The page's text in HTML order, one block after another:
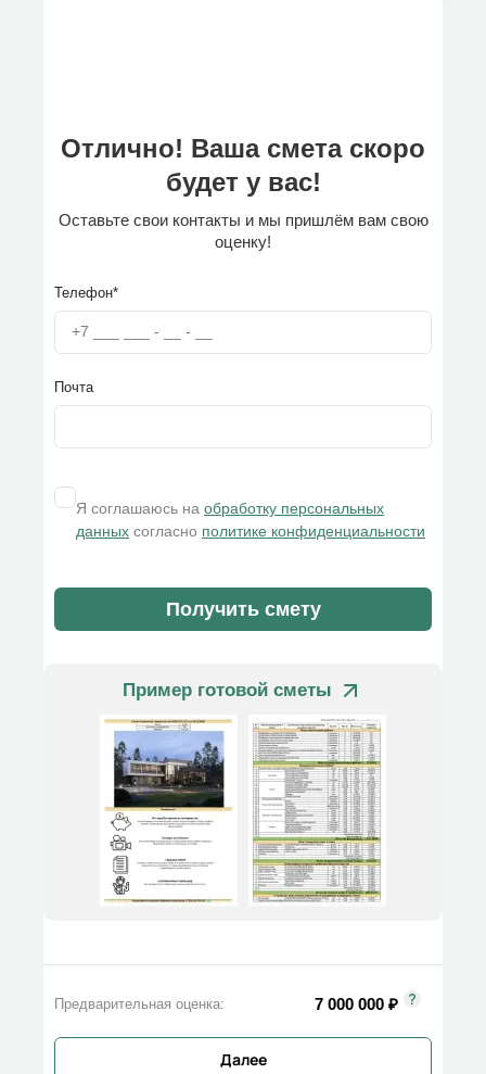
Отлично! Ваша смета скоро
будет у вас!
Оставьте свои контакты и мы пришлём вам свою
оценку!
Телефон*
Почта
Я соглашаюсь наобработку персональных
данных согласно политике конфиденциальности
Получить смету
Пример готовой сметы
Предварительная оценка: 7 000 000 ₽
Далее